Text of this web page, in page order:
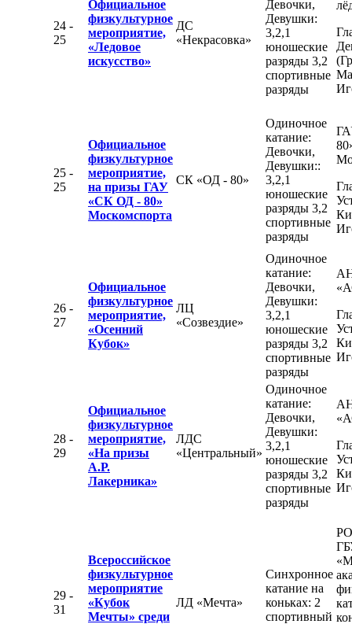
24 -
25
Официальное
физкультурное
мероприятие,
«Ледовое
искусство»
ДС
«Некрасовка»
Девочки,
Девушки:
3,2,1
юношеские
разряды 3,2
спортивные
разряды
25 -
25
Официальное
физкультурное
мероприятие,
на призы ГАУ
«СК ОД - 80»
Москомспорта
СК «ОД - 80»
Одиночное
катание:
Девочки,
Девушки::
3,2,1
юношеские
разряды 3,2
спортивные
разряды
26 -
27
Официальное
физкультурное
мероприятие,
«Осенний
Кубок»
ЛЦ
«Созвездие»
Одиночное
катание:
Девочки,
Девушки:
3,2,1
юношеские
разряды 3,2
спортивные
разряды
28 -
29
Официальное
физкультурное
мероприятие,
«На призы
А.Р.
Лакерника»
ЛДС
«Центральный»
Одиночное
катание:
Девочки,
Девушки:
3,2,1
юношеские
разряды 3,2
спортивные
разряды
29 -
31
Всероссийское
физкультурное
мероприятие
«Кубок
Мечты» среди
ЛД «Мечта»
Синхронное
катание на
коньках: 2
спортивный